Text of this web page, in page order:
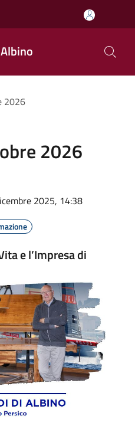
2026
2026
2025, 14:38
e l’Impresa di